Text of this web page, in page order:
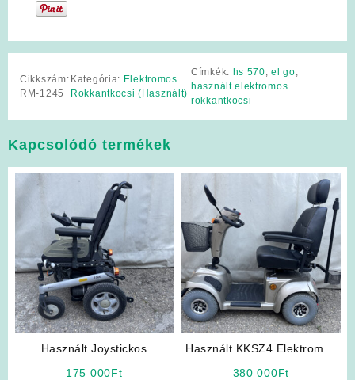
Cikkszám:
RM-1245
Kategória: Elektromos
Rokkantkocsi (Használt)
Címkék: hs 570 ,el go
használt elektromos
rokkantkocsi
Kapcsolódó termékek
Használt Joystickos
175 000Ft
Használt KKSZ4 Elektromos
380 000Ft